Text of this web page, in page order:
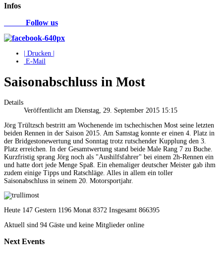
Infos
Follow us
| Drucken |
E-Mail
Saisonabschluss in Most
Details
Veröffentlicht am Dienstag, 29. September 2015 15:15
Jörg Trültzsch bestritt am Wochenende im tschechischen Most seine letzten
beiden Rennen in der Saison 2015. Am Samstag konnte er einen 4. Platz in
der Bridgestonewertung und Sonntag trotz rutschender Kupplung den 3.
Platz erreichen. In der Gesamtwertung stand beide Male Rang 7 zu Buche.
Kurzfristig sprang Jörg noch als "Aushilfsfahrer" bei einem 2h-Rennen ein
und hatte dort jede Menge Spaß. Ein ehemaliger deutscher Meister gab ihm
zudem einige Tipps und Ratschläge. Alles in allem ein toller
Saisonabschluss in seinem 20. Motorsportjahr.
Heute 147 Gestern 1196 Monat 8372 Insgesamt 866395
Aktuell sind 94 Gäste und keine Mitglieder online
Next Events